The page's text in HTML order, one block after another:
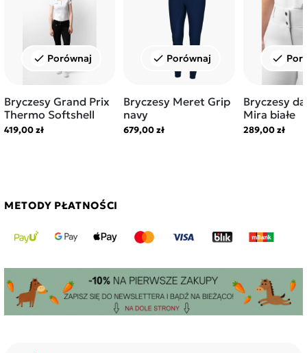
check Porównaj
Bryczesy Grand Prix
Thermo Softshell
419,00 zł
check Porównaj
Bryczesy Meret Grip
navy
679,00 zł
check
Bryczesy
Mira białe
289,00 zł
METODY PŁATNOŚCI